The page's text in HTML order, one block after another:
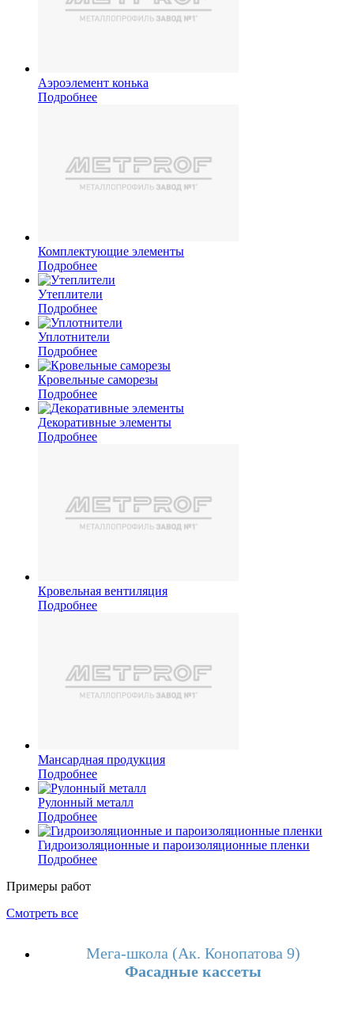
Аэроэлемент конька
Подробнее
Комплектующие элементы
Подробнее
Утеплители
Подробнее
Уплотнители
Подробнее
Кровельные саморезы
Подробнее
Декоративные элементы
Подробнее
Кровельная вентиляция
Подробнее
Мансардная продукция
Подробнее
Рулонный металл
Подробнее
Гидроизоляционные и пароизоляционные пленки
Подробнее
Примеры работ
Смотреть все
Мега-школа (Ак. Конопатова 9)
Фасадные кассеты